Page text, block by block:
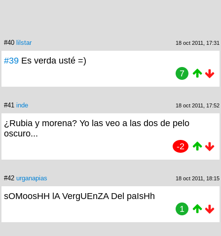
#40 lilstar 18 oct 2011, 17:31
#39 Es verda usté =)
7
#41 inde 18 oct 2011, 17:52
¿Rubia y morena? Yo las veo a las dos de pelo
oscuro...
-2
#42 urganapias 18 oct 2011, 18:15
sOMoosHH lA VergUEnZA Del paIsHh
1